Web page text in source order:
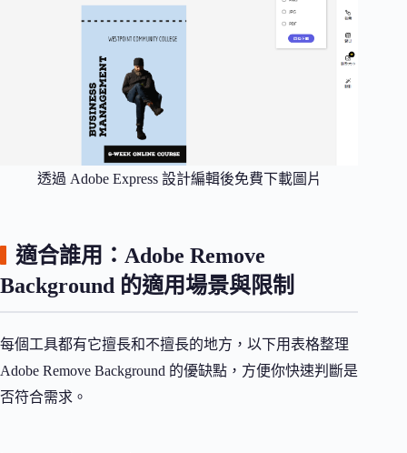
透過 Adobe Express 設計編輯後免費下載圖片
適合誰用：Adobe Remove
Background 的適用場景與限制
每個工具都有它擅長和不擅長的地方，以下用表格整理
Adobe Remove Background 的優缺點，方便你快速判斷是
否符合需求。